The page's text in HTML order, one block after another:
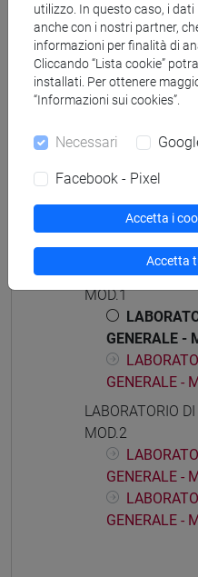
Laurea
percorso comune
Struttura generale
CHIMICA
MOD.1
CHIMICA
MOD.2
LABORATORIO
MOD.1
GENERALE -
GENERALE -
LABORATORIO
MOD.2
GENERALE -
GENERALE -
utilizzo. In questo caso, i
anche con i nostri partner,
informazioni per finalità di
Cliccando “Lista cookie”
installati. Per ottenere
“Informazioni sui cookies”.
Necessari
Facebook - Pixel
Accetta i
Accetta